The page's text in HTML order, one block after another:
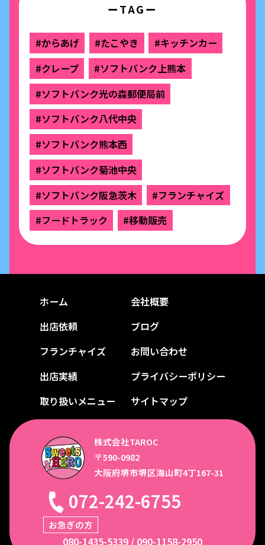
ーTAGー
#からあげ #たこやき
#キッチンカー
#クレープ
#ソフトバンク上熊本
#ソフトバンク光の森郵便局前
#ソフトバンク八代中央
#ソフトバンク熊本西
#ソフトバンク菊池中央
#ソフトバンク阪急茨木
#フランチャイズ
#フードトラック
#移動販売
ホーム
出店依頼
フランチャイズ
出店実績
取り扱いメニュー
会社概要
ブログ
お問い合わせ
プライバシーポリシー
サイトマップ
株式会社TAROC
〒590-0982
大阪府堺市堺区海山町4丁167-31
072-242-6755
お急ぎの方
080-1435-5339 / 090-1158-2950